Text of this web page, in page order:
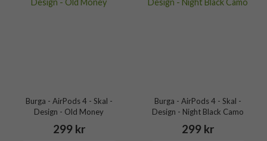
Burga - AirPods 4 - Skal -
Design - Old Money
299 kr
Burga - AirPods 4 - Skal -
Design - Night Black Camo
299 kr